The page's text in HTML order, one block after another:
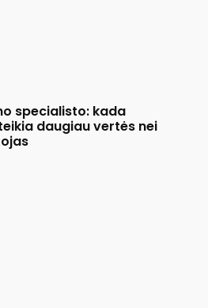
specialisto: kada
daugiau vertės nei